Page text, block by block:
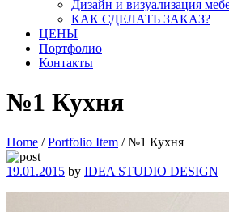
Дизайн и визуализация
КАК СДЕЛАТЬ ЗАКАЗ?
ЦЕНЫ
Портфолио
Контакты
№1 Кухня
Home /Portfolio Item /№1 Кухня
19.01.2015 by IDEA STUDIO DESIGN